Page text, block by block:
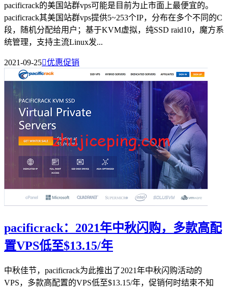
pacificrack的美国站群vps可能是目前为止市面上最便宜的。
pacificrack其美国站群vps提供5~253个IP，分布在多个不同的C
段，随机分配给用户；基于KVM虚拟，纯SSD raid10，魔方系
统管理，支持主流Linux发...
2021-09-25优惠促销
pacificrack：2021年中秋闪购，多款高配
置VPS低至$13.15/年
中秋佳节，pacificrack为此推出了2021年中秋闪购活动的
VPS，多款高配置的VPS低至$13.15/年，促销何时结束不知